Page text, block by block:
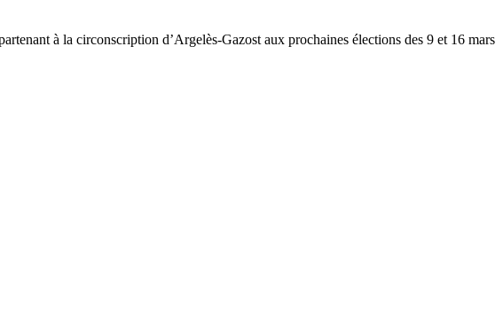
à la circonscription d’Argelès-Gazost aux prochaines élections des 9 et 16 mars